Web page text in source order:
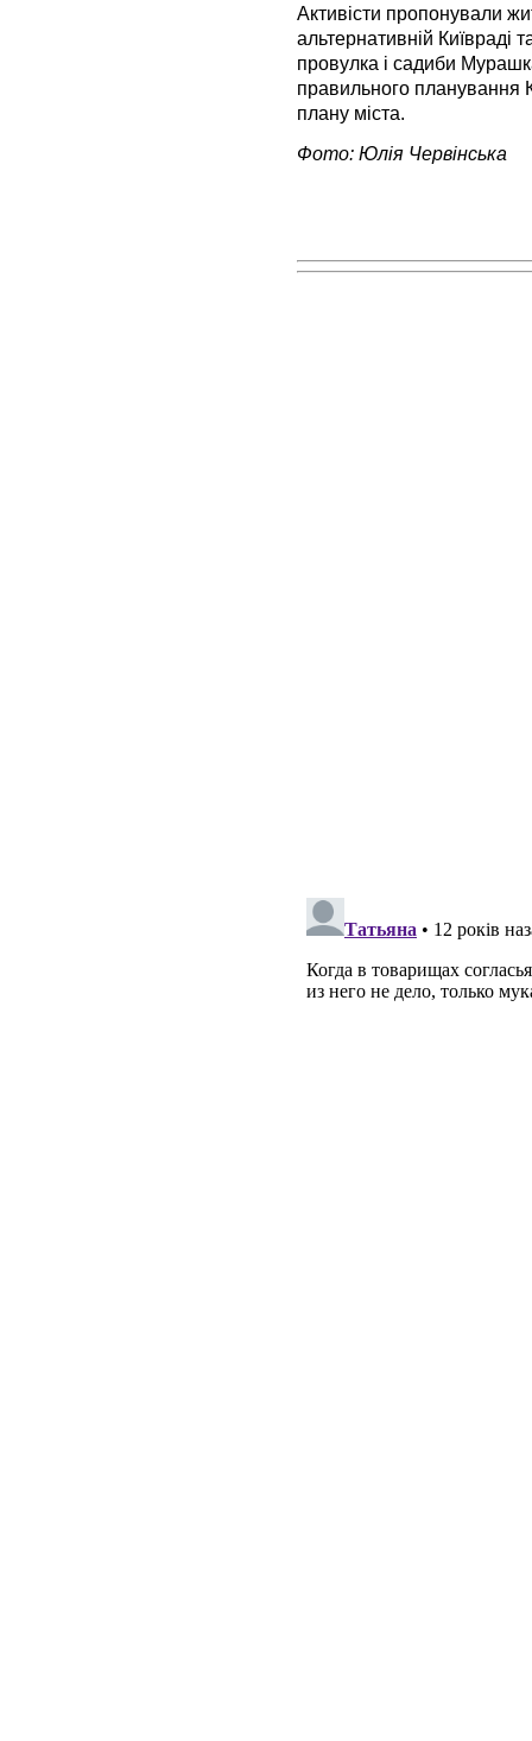
Активісти пропонували
альтернативній Київраді
провулка і садиби
правильного планування
плану міста.
Фото: Юлія Червінська